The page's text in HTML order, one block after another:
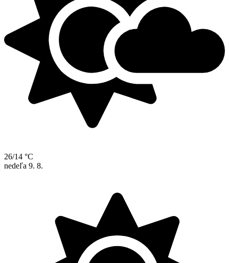
26/14 °C
nedeľa 9. 8.